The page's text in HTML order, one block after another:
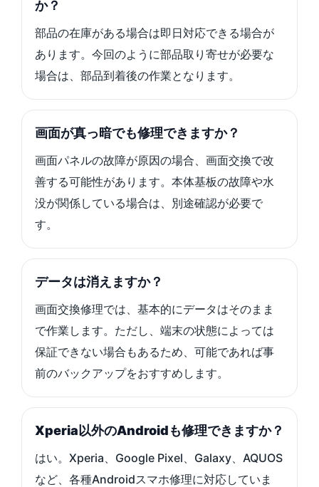
か？
部品の在庫がある場合は即日対応できる場合が
あります。今回のように部品取り寄せが必要な
場合は、部品到着後の作業となります。
画面が真っ暗でも修理できますか？
画面パネルの故障が原因の場合、画面交換で改
善する可能性があります。本体基板の故障や水
没が関係している場合は、別途確認が必要で
す。
データは消えますか？
画面交換修理では、基本的にデータはそのまま
で作業します。ただし、端末の状態によっては
保証できない場合もあるため、可能であれば事
前のバックアップをおすすめします。
Xperia以外のAndroidも修理できますか？
はい。Xperia、Google Pixel、Galaxy、AQUOS
など、各種Androidスマホ修理に対応していま